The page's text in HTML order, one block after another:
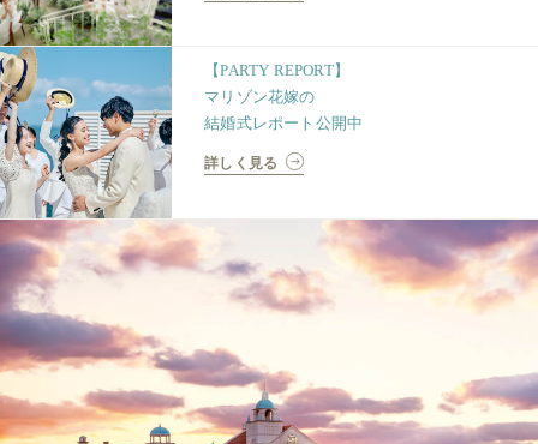
【PARTY REPORT】
マリゾン花嫁の
結婚式レポート公開中
詳しく見る